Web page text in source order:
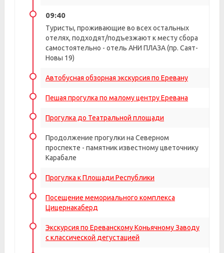
09:40
Туристы, проживающие во всех остальных
отелях, подходят/подъезжают к месту сбора
самостоятельно - отель АНИ ПЛАЗА (пр. Саят-
Новы 19)
Автобусная обзорная экскурсия по Еревану
Пешая прогулка по малому центру Еревана
Прогулка до Театральной площади
Продолжение прогулки на Северном
проспекте - памятник известному цветочнику
Карабале
Прогулка к Площади Республики
Посещение мемориального комплекса
Цицернакаберд
Экскурсия по Ереванскому Коньячному Заводу
с классической дегустацией